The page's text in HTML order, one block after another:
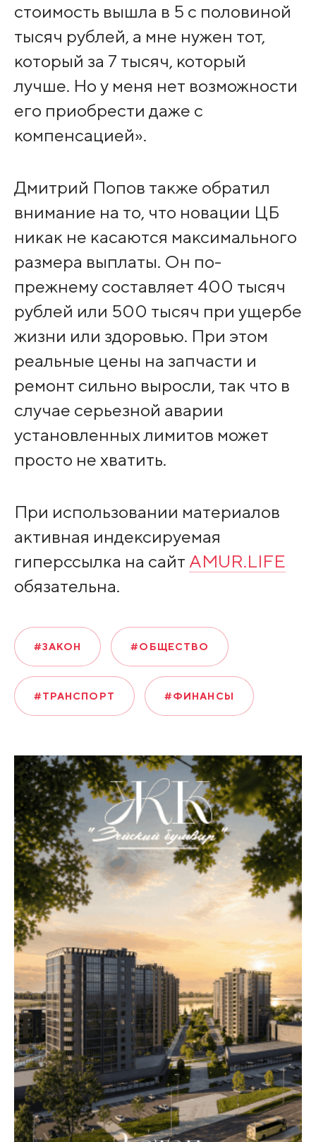
стоимость вышла в 5 с половиной
тысяч рублей, а мне нужен тот,
который за 7 тысяч, который
лучше. Но у меня нет возможности
его приобрести даже с
компенсацией».
Дмитрий Попов также обратил
внимание на то, что новации ЦБ
никак не касаются максимального
размера выплаты. Он по-
прежнему составляет 400 тысяч
рублей или 500 тысяч при ущербе
жизни или здоровью. При этом
реальные цены на запчасти и
ремонт сильно выросли, так что в
случае серьезной аварии
установленных лимитов может
просто не хватить.
При использовании материалов
активная индексируемая
гиперссылка на сайт AMUR.LIFE
обязательна.
#ЗАКОН #ОБЩЕСТВО
#ТРАНСПОРТ #ФИНАНСЫ